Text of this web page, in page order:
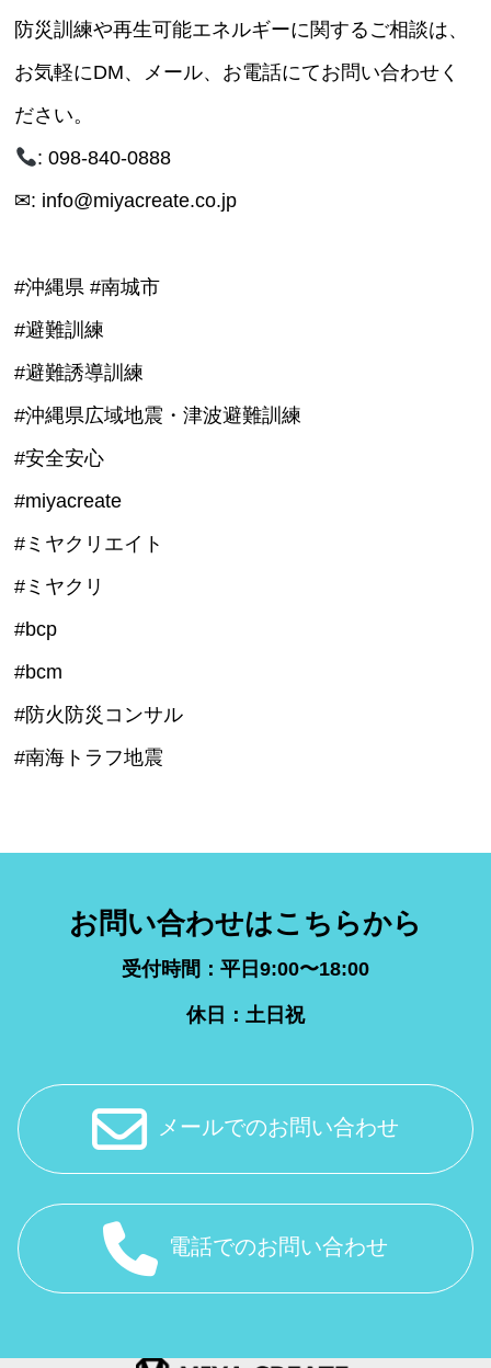
防災訓練や再生可能エネルギーに関するご相談は、
お気軽にDM、メール、お電話にてお問い合わせく
ださい。
: 098-840-0888
✉: info@miyacreate.co.jp
#沖縄県 #南城市
#避難訓練
#避難誘導訓練
#沖縄県広域地震・津波避難訓練
#安全安心
#miyacreate
#ミヤクリエイト
#ミヤクリ
#bcp
#bcm
#防火防災コンサル
#南海トラフ地震
お問い合わせはこちらから
受付時間：平日9:00〜18:00
休日：土日祝
メールでのお問い合わせ
電話でのお問い合わせ